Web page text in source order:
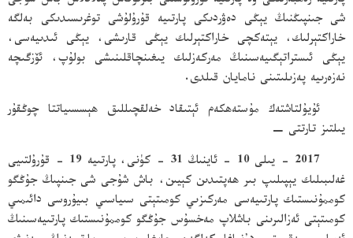
شى جىنپىڭنىڭ يېڭى دەۋردىكى پارتىيە قۇرۇلۇشى توغرىسىدىكى بەلگە
خاراكتېرلىك، يېتەكچى خاراكتېرلىك يېڭى قارىشى، يېڭى ئىدىيەسى،
يېڭى ئىستراتېگىيەسىنىڭ مەركەزلىك يىغىنچاقلىنىشى بولۇپ، ئۆزگىچە
نەزەرىيە پەزىلىتىنى نامايان قىلدى.
ئۇيۇلتاشتەك مۇستەھكەم ئېتىقاد خەلقچىللىق ھېسسىياتتا چوڭقۇر
يىلتىز تارتتى −
2017 - يىلى 10 - ئاينىڭ 31 - كۈنى، پارتىيە 19 - قۇرۇلتىيى
غەلىبىلىك يېپىلىپ بىر ھەپتىدىن كېيىن، باش شۇجى شى جىنپىڭ جۇڭگو
كوممۇنىستىك پارتىيەسى مەركىزىي كومىتېتى سىياسىي بىيۇروسى دائىمىي
كومىتېتى ئەزالىرىنى باشلاپ مەخسۇس جۇڭگو كوممۇنىستىك پارتىيەسىنىڭ